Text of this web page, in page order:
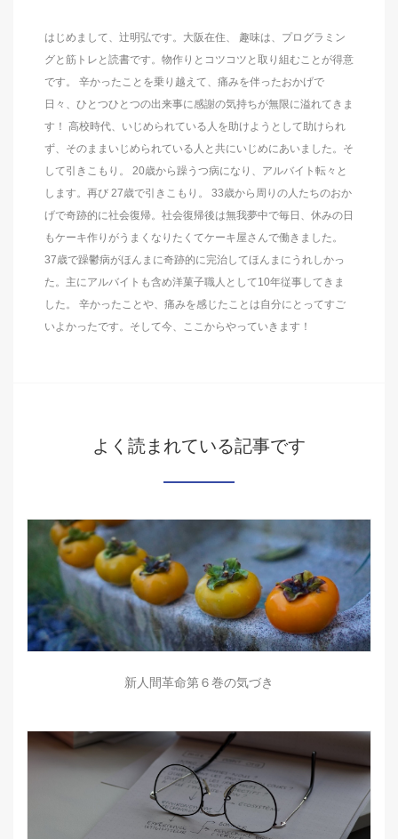
はじめまして、辻明弘です。大阪在住、 趣味は、プログラミン
グと筋トレと読書です。物作りとコツコツと取り組むことが得意
です。 辛かったことを乗り越えて、痛みを伴ったおかげで
日々、ひとつひとつの出来事に感謝の気持ちが無限に溢れてきま
す！ 高校時代、いじめられている人を助けようとして助けられ
ず、そのままいじめられている人と共にいじめにあいました。そ
して引きこもり。 20歳から躁うつ病になり、アルバイト転々と
します。再び 27歳で引きこもり。 33歳から周りの人たちのおか
げで奇跡的に社会復帰。社会復帰後は無我夢中で毎日、休みの日
もケーキ作りがうまくなりたくてケーキ屋さんで働きました。
37歳で躁鬱病がほんまに奇跡的に完治してほんまにうれしかっ
た。主にアルバイトも含め洋菓子職人として10年従事してきま
した。 辛かったことや、痛みを感じたことは自分にとってすご
いよかったです。そして今、ここからやっていきます！
よく読まれている記事です
新人間革命第６巻の気づき